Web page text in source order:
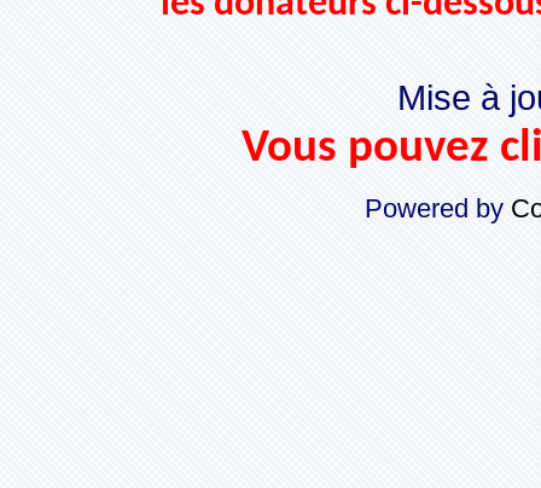
Mise à
Vous pouvez
Powered by